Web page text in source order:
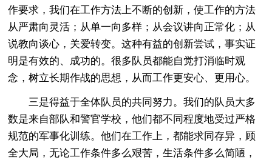
作要求，我们在工作方法上不断的创新，使工作的方法
从严肃向灵活；从单一向多样；从会议讲向正常化；从
说教向谈心，关爱转变。这种有益的创新尝试，事实证
明是有效的、成功的。很多队员都能自觉打消临时观
念，树立长期作战的思想，从而工作更安心、更用心。
三是得益于全体队员的共同努力。我们的队员大多
数是来自部队和警官学校，他们都不同程度地受过严格
规范的军事化训练。他们在工作上，都能求同存异，顾
全大局，无论工作条件多么艰苦，生活条件多么简陋，